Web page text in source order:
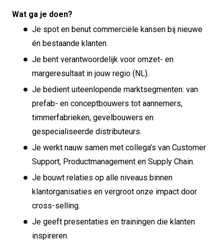
Wat ga je doen?
Je spot en benut commerciële kansen bij nieuwe
én bestaande klanten.
Je bent verantwoordelijk voor omzet- en
margeresultaat in jouw regio (NL).
Je bedient uiteenlopende marktsegmenten: van
prefab- en conceptbouwers tot aannemers,
timmerfabrieken, gevelbouwers en
gespecialiseerde distributeurs.
Je werkt nauw samen met collega’s van Customer
Support, Productmanagement en Supply Chain.
Je bouwt relaties op alle niveaus binnen
klantorganisaties en vergroot onze impact door
cross-selling.
Je geeft presentaties en trainingen die klanten
inspireren.